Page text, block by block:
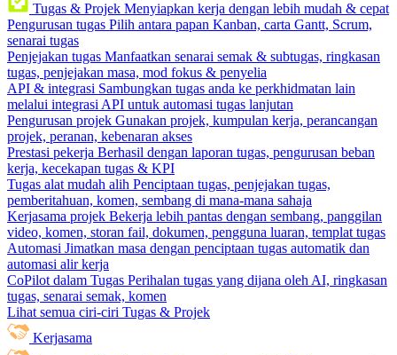
Tugas & Projek Menyiapkan kerja dengan lebih mudah & cepat
Pengurusan tugas Pilih antara papan Kanban, carta Gantt, Scrum,
senarai tugas
Penjejakan tugas Manfaatkan senarai semak & subtugas, ringkasan
tugas, penjejakan masa, mod fokus & penyelia
API & integrasi Sambungkan tugas anda ke perkhidmatan lain
melalui integrasi API untuk automasi tugas lanjutan
Pengurusan projek Gunakan projek, kumpulan kerja, perancangan
projek, peranan, kebenaran akses
Prestasi pekerja Berhasil dengan laporan tugas, pengurusan beban
kerja, kecekapan tugas & KPI
Tugas alat mudah alih Penciptaan tugas, penjejakan tugas,
pemberitahuan, komen, sembang di mana-mana sahaja
Kerjasama projek Bekerja lebih pantas dengan sembang, panggilan
video, komen, storan fail, dokumen, pengguna luaran, templat tugas
Automasi Jimatkan masa dengan penciptaan tugas automatik dan
automasi alir kerja
CoPilot dalam Tugas Perihalan tugas yang dijana oleh AI, ringkasan
tugas, senarai semak, komen
Lihat semua ciri-ciri Tugas & Projek
Kerjasama